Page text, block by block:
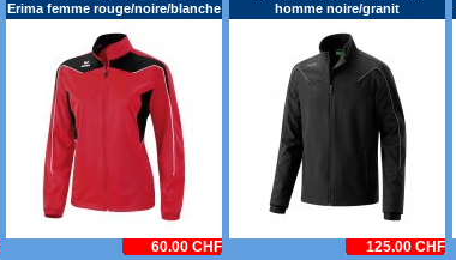
Erima femme rouge/noire/blanche
60.00 CHF
homme noire/granit
125.00 CHF